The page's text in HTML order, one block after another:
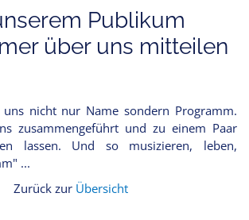
Publikum
über uns mitteilen
nicht nur Name sondern Programm.
zusammengeführt und zu einem Paar
lassen. Und so musizieren, leben,
...
Zurück zur Übersicht